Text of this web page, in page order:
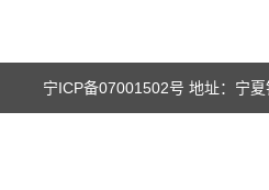
宁ICP备07001502号 地址：宁